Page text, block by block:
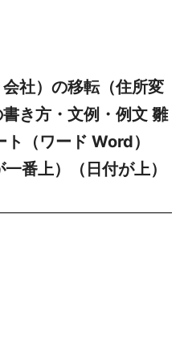
社）の移転（住所変
き方・文例・例文 雛
（ワード Word）
番上）（日付が上）